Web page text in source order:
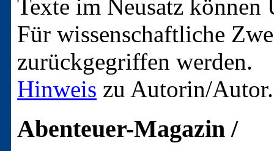
Texte im Neusatz können
Für wissenschaftliche
zurückgegriffen werden.
Hinweis zu Autorin/Autor.
Abenteuer-Magazin /